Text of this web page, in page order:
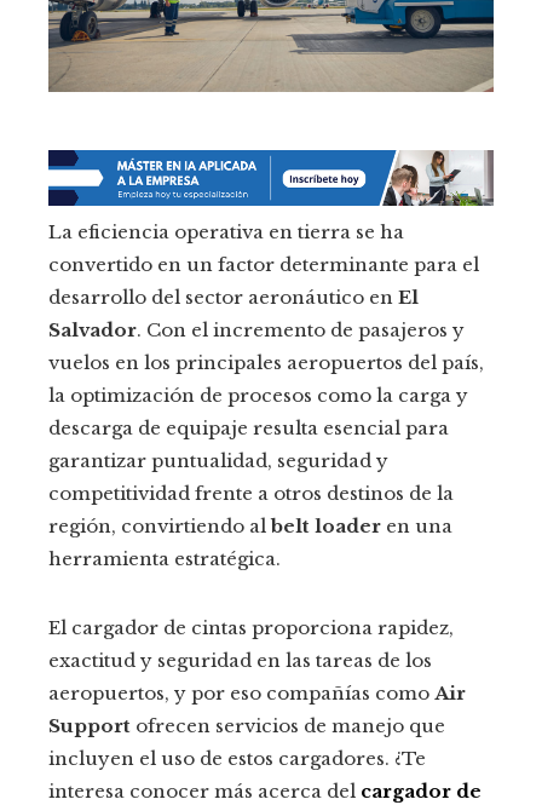
La eficiencia operativa en tierra se ha
convertido en un factor determinante para el
desarrollo del sector aeronáutico en El
Salvador. Con el incremento de pasajeros y
vuelos en los principales aeropuertos del país,
la optimización de procesos como la carga y
descarga de equipaje resulta esencial para
garantizar puntualidad, seguridad y
competitividad frente a otros destinos de la
región, convirtiendo albelt loader en una
herramienta estratégica.
El cargador de cintas proporciona rapidez,
exactitud y seguridad en las tareas de los
aeropuertos, y por eso compañías como Air
Support ofrecen servicios de manejo que
incluyen el uso de estos cargadores. ¿Te
interesa conocer más acerca del cargador de